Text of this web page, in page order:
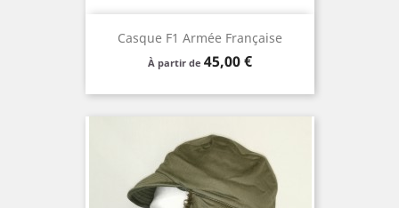
Casque F1 Armée Française
À partir de Prix
45,00 €